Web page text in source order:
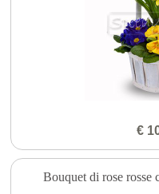
€
Bouquet di rose rosse